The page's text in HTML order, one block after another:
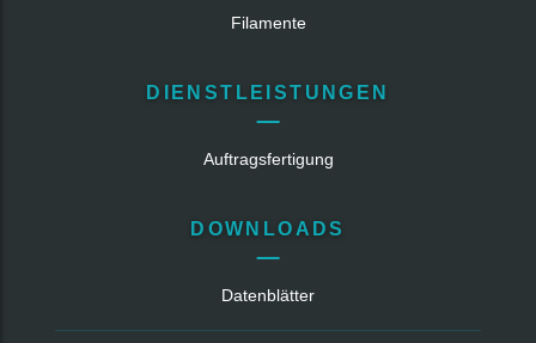
Filamente
DIENSTLEISTUNGEN
Auftragsfertigung
DOWNLOADS
Datenblätter